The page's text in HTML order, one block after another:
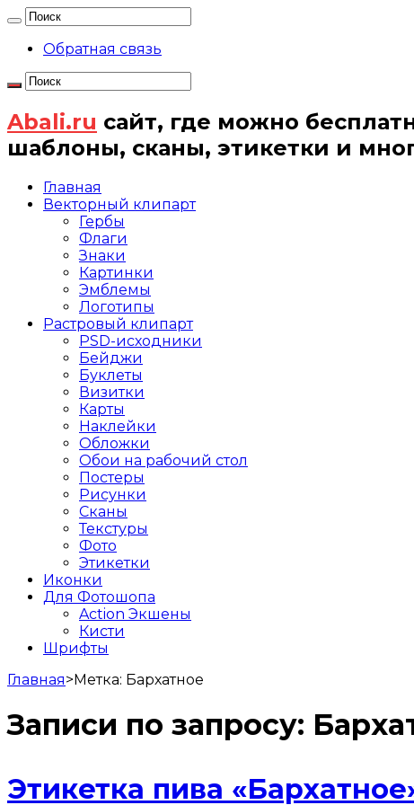
Обратная связь
Abali.ru сайт, где можно
шаблоны, сканы, этикетки и
Главная
Векторный клипарт
Гербы
Флаги
Знаки
Картинки
Эмблемы
Логотипы
Растровый клипарт
PSD-исходники
Бейджи
Буклеты
Визитки
Карты
Наклейки
Обложки
Обои на рабочий стол
Постеры
Рисунки
Сканы
Текстуры
Фото
Этикетки
Иконки
Для Фотошопа
Action Экшены
Кисти
Шрифты
Главная>Метка: Бархатное
Записи по запросу:
Этикетка пива